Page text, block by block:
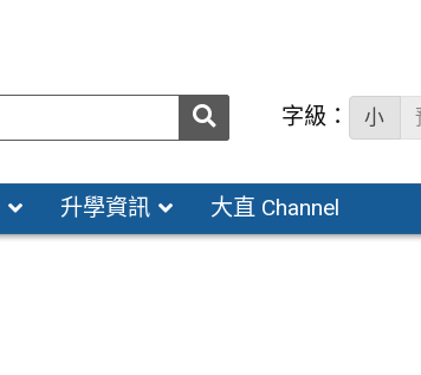
送出 字級： 小
升學資訊 大直 Channel